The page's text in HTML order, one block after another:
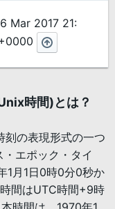
Mar 2017 21:
時間)とは？
の表現形式の一つ
エポック・タイ
1月1日0時0分0秒か
間はUTC時間+9時